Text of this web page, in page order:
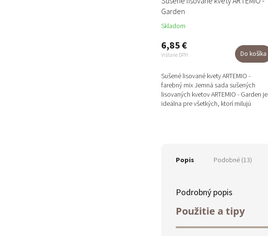
Garden
Skladom
6,85 €
Vrátane DPH Do košíka
Sušené lisované kvety ARTEMIO -
farebný mix Jemná sada sušených
lisovaných kvetov ARTEMIO - Garden je
ideálna pre všetkých, ktorí milujú
Popis Podobné (13)
Podrobný popis
Použitie a tipy